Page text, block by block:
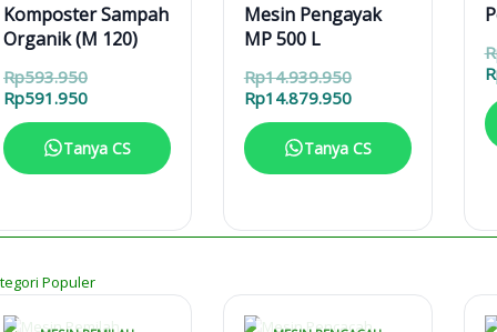
Komposter Sampah
Organik (M 120)
Rp593.950Harga
aslinya
adalah:
Rp593.950.
Rp591.950Harga
saat
adalah:
Rp591.950.
Tanya CS
Mesin Pengayak
MP 500 L
Rp14.939.950Harga
aslinya
adalah:
Rp14.939.950.
Rp14.879.950Harga
saat
ini
adalah:
Rp14.879.950.
Tanya CS
Populer